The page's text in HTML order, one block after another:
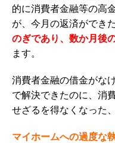
的に消費者金融等の高
が、今月の返済ができ
のぎであり、数か月後
ます。
消費者金融の借金がな
で解決できたのに、消
せざるを得なくなった
マイホームへの過度な